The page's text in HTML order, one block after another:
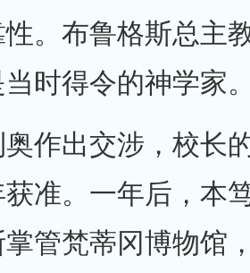
。布鲁格斯总主
时得令的神学家
奥作出交涉，校长
准。一年后，本
管梵蒂冈博物馆